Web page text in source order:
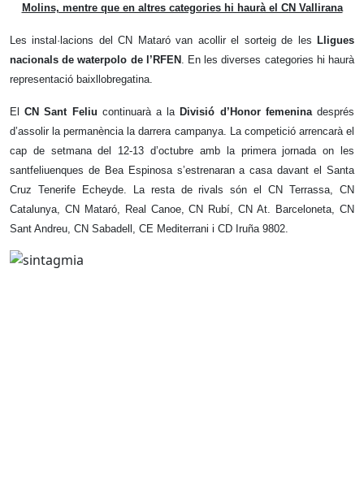
Molins, mentre que en altres categories hi haurà el CN Vallirana
Les instal·lacions del CN Mataró van acollir el sorteig de les Lligues
nacionals de waterpolo de l’RFEN . En les diverses categories hi haurà
representació baixllobregatina.
ElCN Sant Feliu continuarà a la Divisió d’Honor femeninadesprés
d’assolir la permanència la darrera campanya. La competició arrencarà el
cap de setmana del 12-13 d’octubre amb la primera jornada on les
santfeliuenques de Bea Espinosa s’estrenaran a casa davant el Santa
Cruz Tenerife Echeyde. La resta de rivals són el CN Terrassa, CN
Catalunya, CN Mataró, Real Canoe, CN Rubí, CN At. Barceloneta, CN
Sant Andreu, CN Sabadell, CE Mediterrani i CD Iruña 9802.